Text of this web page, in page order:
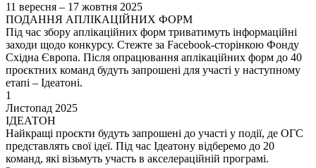
11 вересня – 17 жовтня 2025
ПОДАННЯ АПЛІКАЦІЙНИХ ФОРМ
Під час збору аплікаційних форм триватимуть інформаційні
заходи щодо конкурсу. Стежте за Facebook-сторінкою Фонду
Східна Європа. Після опрацювання аплікаційних форм до 40
проєктних команд будуть запрошені для участі у наступному
етапі – Ідеатоні.
1
Листопад 2025
ІДЕАТОН
Найкращі проєкти будуть запрошені до участі у події, де ОГС
представлять свої ідеї. Під час Ідеатону відберемо до 20
команд, які візьмуть участь в акселераційній програмі.